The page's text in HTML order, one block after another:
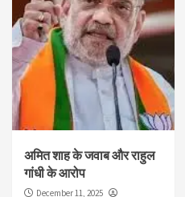
अमित शाह के जवाब और राहुल
गांधी के आरोप
December 11, 2025